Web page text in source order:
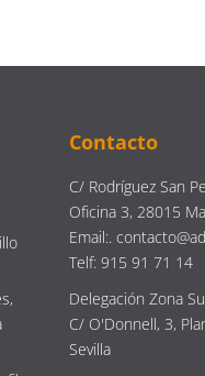
Contacto
C/ Rodríguez San
Oficina 3, 28015
Email:.
Telf: 915 91 71 14
Delegación Zona
C/ O'Donnell, 3,
Sevilla